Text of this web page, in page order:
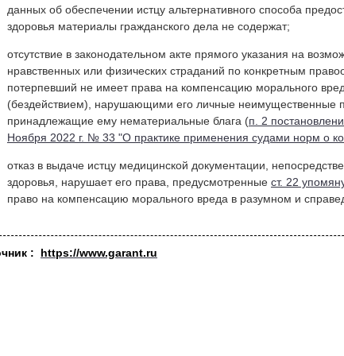
данных об обеспечении истцу альтернативного способа
здоровья материалы гражданского дела не содержат;
отсутствие в законодательном акте прямого указания на
нравственных или физических страданий по конкретным
потерпевший не имеет права на компенсацию морального
(бездействием), нарушающими его личные неимущественные
принадлежащие ему нематериальные блага (п. 2
Ноября 2022 г. № 33 "О практике применения судами норм о
отказ в выдаче истцу медицинской документации,
здоровья, нарушает его права, предусмотренные ст. 22
право на компенсацию морального вреда в разумном и
: https://www.garant.ru